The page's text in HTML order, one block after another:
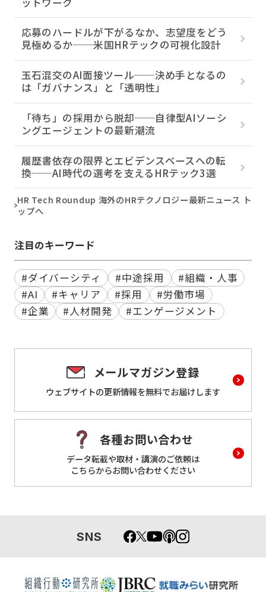
応募のハードルが下がるなか、志望度をどう
見極めるか──米国HRテックの可視化設計
玉石混交のAI面接ツール──決め手となるの
は「ガバナンス」と「透明性」
「待ち」の採用から脱却──自律型AIソーシ
ングエージェントの最新潮流
履歴書依存の限界とエビデンスベースへの転
換──AI時代の選考を支えるHRテック3選
HR Tech Roundup 海外のHRテクノロジー最新ニュース ト
ップへ
注目のキーワード
#ダイバーシティ #中途採用
#組織・人事
#AI
#キャリア #採用
#労働市場
#企業
#人材開発 #エンゲージメント
メールマガジン登録
ウェブサイトの更新情報を無料でお届けします
各種お問い合わせ
データ転載や取材・講演のご依頼は
こちらからお問い合わせください
SNS